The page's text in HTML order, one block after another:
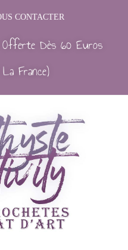
CONTACTER
Dès 60 Euros
France)